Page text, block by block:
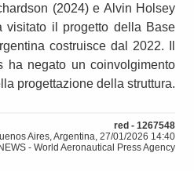
(2024) e Alvin Holsey
visitato il progetto della Base
costruisce dal 2022. Il
ha negato un coinvolgimento
progettazione della struttura.
red - 1267548
Aires, Argentina, 27/01/2026 14:40
- World Aeronautical Press Agency